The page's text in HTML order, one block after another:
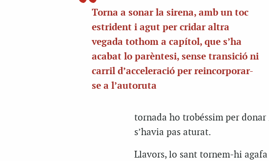
Torna a sonar la sirena, amb un toc
estrident i agut per cridar altra
vegada tothom a capítol, que s’ha
acabat lo parèntesi, sense transició ni
carril d’acceleració per reincorporar-
se a l’autoruta
tornada ho trobéssim per
s’havia pas aturat.
Llavors, lo sant tornem-hi